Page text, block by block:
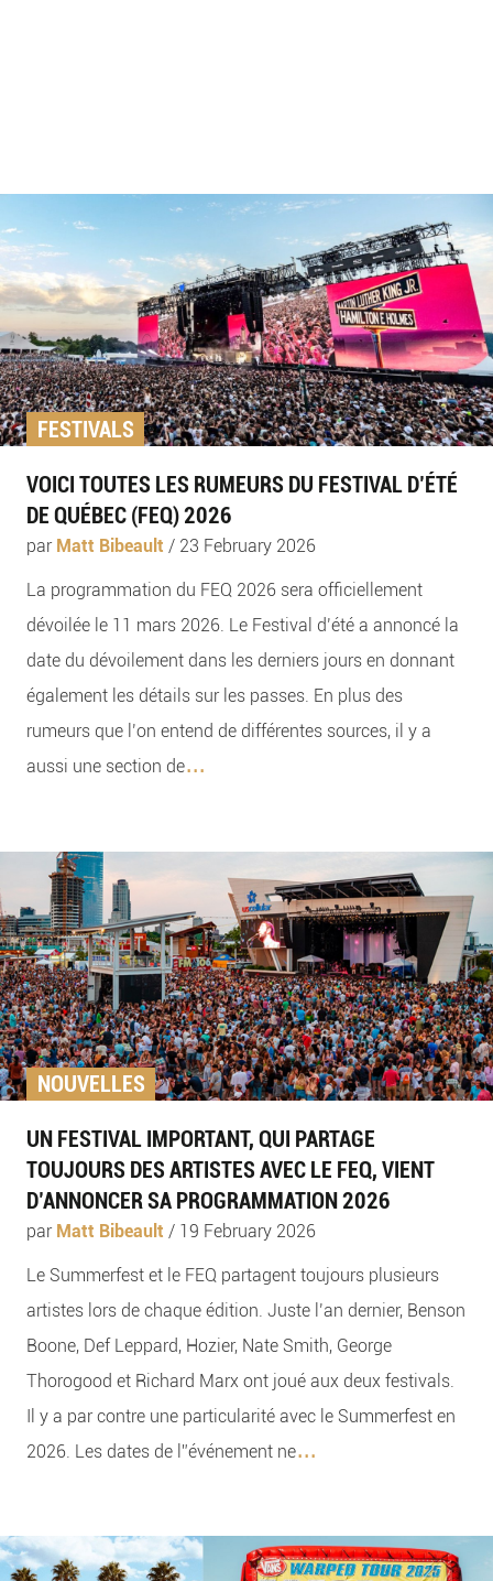
FESTIVALS
VOICI TOUTES LES RUMEURS DU FESTIVAL D’ÉTÉ
DE QUÉBEC (FEQ) 2026
par Matt Bibeault / 23 February 2026
La programmation du FEQ 2026 sera officiellement
dévoilée le 11 mars 2026. Le Festival d’été a annoncé la
date du dévoilement dans les derniers jours en donnant
également les détails sur les passes. En plus des
rumeurs que l’on entend de différentes sources, il y a
aussi une section de...
NOUVELLES
UN FESTIVAL IMPORTANT, QUI PARTAGE
TOUJOURS DES ARTISTES AVEC LE FEQ, VIENT
D’ANNONCER SA PROGRAMMATION 2026
par Matt Bibeault / 19 February 2026
Le Summerfest et le FEQ partagent toujours plusieurs
artistes lors de chaque édition. Juste l’an dernier, Benson
Boone, Def Leppard, Hozier, Nate Smith, George
Thorogood et Richard Marx ont joué aux deux festivals.
Il y a par contre une particularité avec le Summerfest en
2026. Les dates de l”événement ne...